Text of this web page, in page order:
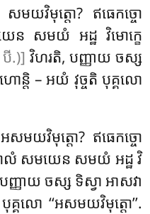
មយវិមុត្តោ? ឥធេកច្ចោ
ន សមយំ អដ្ឋ វិមោក្ខេ
បី.)] វិហរតិ, បញ្ញាយ ចស្ស
ោន្តិ – អយំ វុច្ចតិ បុគ្គលោ
មយវិមុត្តោ? ឥធេកច្ចោ
លំ សមយេន សមយំ អដ្ឋ វិ
ញ្ញាយ ចស្ស ទិស្វា អាសវា
គលោ ‘‘អសមយវិមុត្តោ’’.